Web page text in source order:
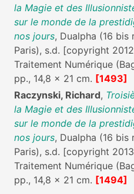
la Magie et des
sur le monde de la
nos jours, Dualpha (16 bis
Paris), s.d. [copyright
Traitement Numérique
pp., 14,8 x 21 cm. [1493]
Raczynski, Richard,
la Magie et des
sur le monde de la
nos jours, Dualpha (16 bis
Paris), s.d. [copyright
Traitement Numérique
pp., 14,8 x 21 cm. [1494]